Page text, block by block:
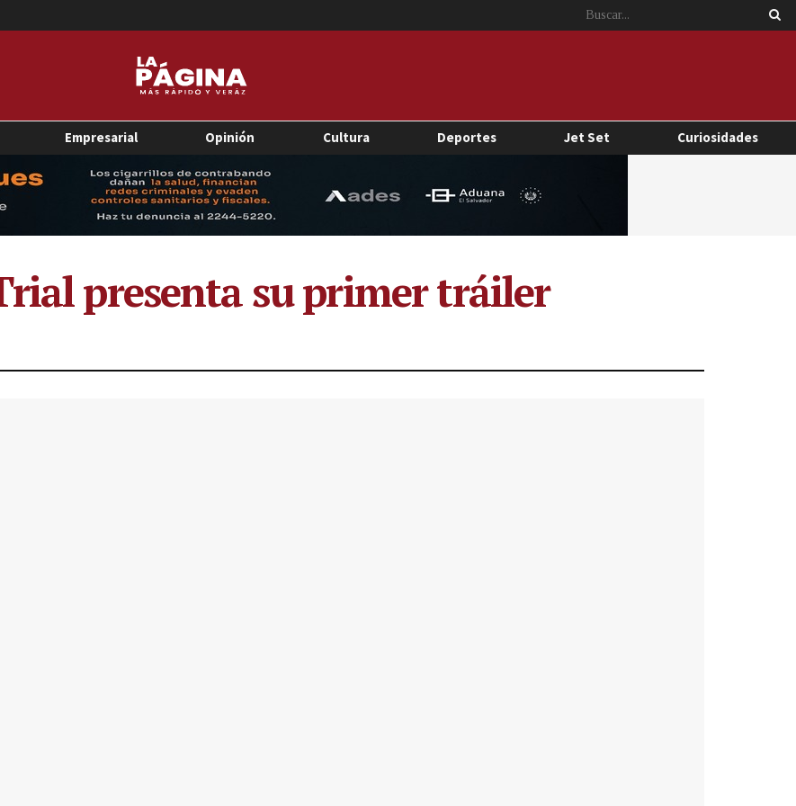
Empresarial Opinión Cultura Deportes Jet Set Curiosidades
presenta su primer tráiler